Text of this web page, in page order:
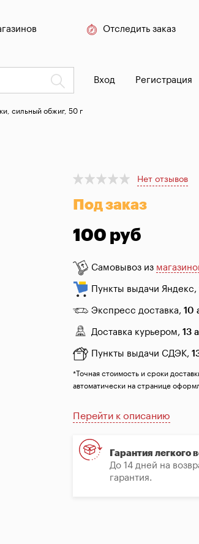
Отследить заказ
Вход Регистрация
сильный обжиг, 50 г
Нет отзывов
Под заказ
100 руб
Самовывоз из
Пункты выдачи Яндекс,
Экспресс доставка, 10
Доставка курьером, 13
Пункты выдачи СДЭК,
*Точная стоимость и сроки
автоматически на странице
Перейти к описанию
Гарантия легкого
До 14 дней на
гарантия.